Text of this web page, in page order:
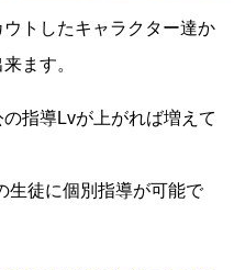
トしたキャラクター達か
ます。
指導Lvが上がれば増えて
徒に個別指導が可能で